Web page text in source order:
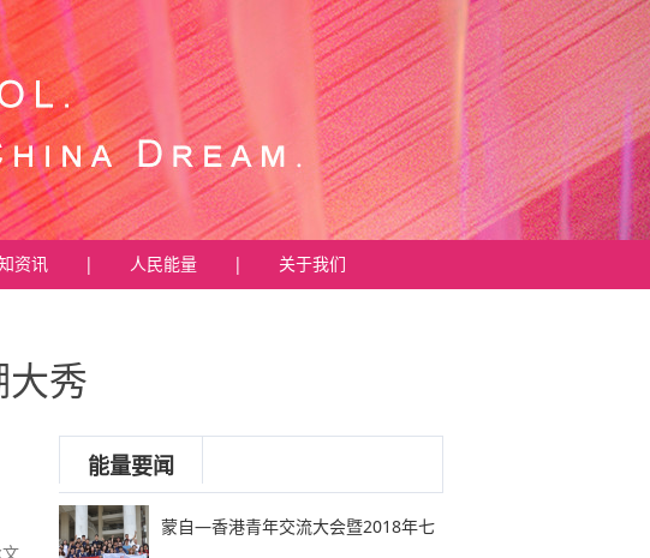
资讯 | 人民能量 | 关于我们
秀
能量要闻
蒙自—香港青年交流大会暨2018年七